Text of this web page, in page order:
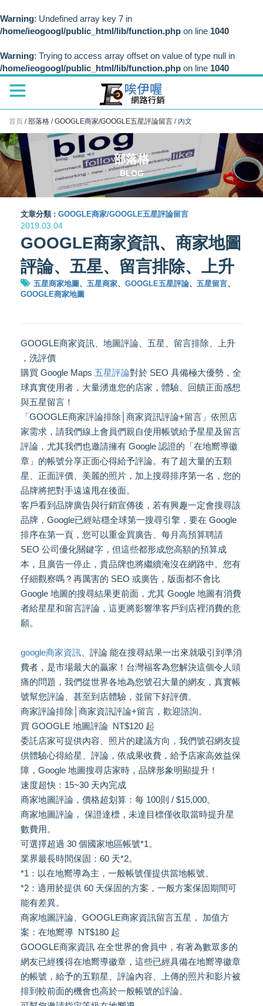
Warning: Undefined array key 7 in
/home/ieogoogl/public_html/lib/function.php on line 1040
Warning: Trying to access array offset on value of type null in
/home/ieogoogl/public_html/lib/function.php on line 1040
首頁 /部落格 /GOOGLE商家/GOOGLE五星評論留言 / 內文
部落格
BLOG
文章分類 : GOOGLE商家/GOOGLE五星評論留言
2019.03.04
GOOGLE商家資訊、商家地圖
評論、五星、留言排除、上升
五星商家地圖 、 五星商家、 GOOGLE五星評論、 五星留言、
GOOGLE商家地圖
GOOGLE商家資訊、地圖評論、五星、留言排除、上升
，洗評價
購買 Google Maps 五星評論對於 SEO 具備極大優勢，全
球真實使用者，大量湧進您的店家，體驗、回饋正面感想
與五星留言！
「GOOGLE商家評論排除│商家資訊評論+留言」依照店
家需求，請我們線上會員們親自使用帳號給予星星及留言
評論，尤其我們也邀請擁有 Google 認證的「在地嚮導徽
章」的帳號分享正面心得給予評論。有了超大量的五顆
星、正面評價、美麗的照片，加上搜尋排序第一名，您的
品牌將把對手遠遠甩在後面。
客戶看到品牌廣告與行銷宣傳後，若有興趣一定會搜尋該
品牌，Google已經站穩全球第一搜尋引擎，要在 Google
排序在第一頁，您可以重金買廣告、每月高預算聘請
SEO 公司優化關鍵字，但這些都形成您高額的預算成
本，且廣告一停止，貴品牌也將繼續淹沒在網路中。您有
仔細觀察嗎？再厲害的 SEO 或廣告，版面都不會比
Google 地圖的搜尋結果更前面，尤其 Google 地圖有消費
者給星星和留言評論，這更將影響準客戶到店裡消費的意
願。
google商家資訊、評論 能在搜尋結果一出來就吸引到準消
費者，是市場最大的贏家！台灣福客為您解決這個令人頭
痛的問題，我們從世界各地為您號召大量的網友，真實帳
號幫您評論、甚至到店體驗，並留下好評價。
商家評論排除│商家資訊評論+留言，歡迎諮詢。
買 GOOGLE 地圖評論 NT$120 起
委託店家可提供內容、照片的建議方向，我們號召網友提
供體驗心得給星、評論，依成果收費，給予店家高效益保
障，Google 地圖搜尋店家時，品牌形象明顯提升！
速度超快：15~30 天內完成
商家地圖評論，價格超划算：每 100則 / $15,000。
商家地圖評論， 保證達標，未達目標僅收取當時提升星
數費用。
可選擇超過 30 個國家地區帳號*1。
業界最長時間保固：60 天*2。
*1：以在地嚮導為主，一般帳號僅提供當地帳號。
*2：適用於提供 60 天保固的方案，一般方案保固期間可
能有差異。
商家地圖評論、GOOGLE商家資訊留言五星， 加值方
案：在地嚮導 NT$180 起
GOOGLE商家資訊 在全世界的會員中，有著為數眾多的
網友已經獲得在地嚮導徽章，這些已經具備在地嚮導徽章
的帳號，給予的五顆星、評論內容、上傳的照片和影片被
排到較前面的機會也高於一般帳號的評論。